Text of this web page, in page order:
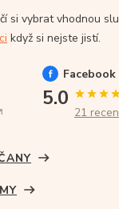
si vybrat vhodnou
když si nejste jistí.
Facebook
5.0
21